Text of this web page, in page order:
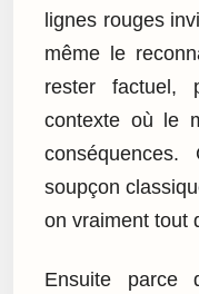
lignes rouges
même le
rester factuel,
contexte où le
soupçon
on vraiment tout
Ensuite parce